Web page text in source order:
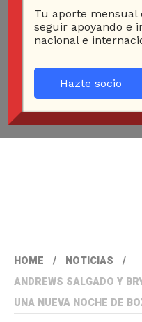
HOME
NOTICIAS
ANDREWS SALGADO Y
UNA NUEVA NOCHE DE
Tu aporte mensual
seguir apoyando e
nacional e
Hazte socio